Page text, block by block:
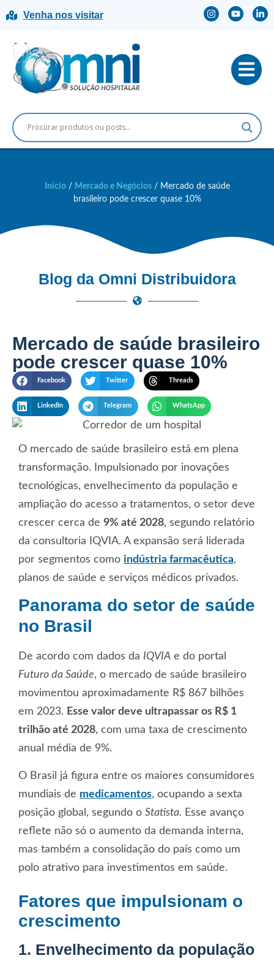
Venha nos visitar
Início/ Mercado e Negócios/ Mercado de saúde
brasileiro pode crescer quase 10%
Blog da Omni Distribuidora
Mercado de saúde brasileiro
pode crescer quase 10%
Facebook Twitter Threads
LinkedIn Telegram WhatsApp
O mercado de saúde brasileiro está em plena
transformação. Impulsionado por inovações
tecnológicas, envelhecimento da população e
ampliação do acesso a tratamentos, o setor deve
crescer cerca de 9% até 2028, segundo relatório
da consultoria IQVIA. A expansão será liderada
por segmentos como indústria farmacêutica,
planos de saúde e serviços médicos privados.
Panorama do setor de saúde
no Brasil
De acordo com dados da IQVIA e do portal
Futuro da Saúde, o mercado de saúde brasileiro
movimentou aproximadamente R$ 867 bilhões
em 2023. Esse valor deve ultrapassar os R$ 1
trilhão até 2028, com uma taxa de crescimento
anual média de 9%.
O Brasil já figura entre os maiores consumidores
mundiais de medicamentos, ocupando a sexta
posição global, segundo o Statista. Esse avanço
reflete não só o aumento da demanda interna,
mas também a consolidação do país como um
polo atrativo para investimentos em saúde.
Fatores que impulsionam o
crescimento
1. Envelhecimento da população